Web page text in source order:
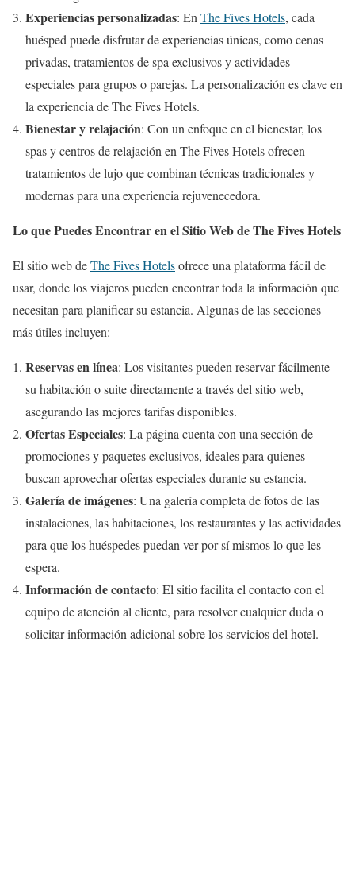
Experiencias personalizadas: EnThe Fives Hotels, cada
huésped puede disfrutar de experiencias únicas, como cenas
privadas, tratamientos de spa exclusivos y actividades
especiales para grupos o parejas. La personalización es clave en
la experiencia de The Fives Hotels.
Bienestar y relajación: Con un enfoque en el bienestar, los
spas y centros de relajación en The Fives Hotels ofrecen
tratamientos de lujo que combinan técnicas tradicionales y
modernas para una experiencia rejuvenecedora.
Lo que Puedes Encontrar en el Sitio Web de The Fives Hotels
El sitio web deThe Fives Hotelsofrece una plataforma fácil de
usar, donde los viajeros pueden encontrar toda la información que
necesitan para planificar su estancia. Algunas de las secciones
más útiles incluyen:
Reservas en línea: Los visitantes pueden reservar fácilmente
su habitación o suite directamente a través del sitio web,
asegurando las mejores tarifas disponibles.
Ofertas Especiales: La página cuenta con una sección de
promociones y paquetes exclusivos, ideales para quienes
buscan aprovechar ofertas especiales durante su estancia.
Galería de imágenes: Una galería completa de fotos de las
instalaciones, las habitaciones, los restaurantes y las actividades
para que los huéspedes puedan ver por sí mismos lo que les
espera.
Información de contacto: El sitio facilita el contacto con el
equipo de atención al cliente, para resolver cualquier duda o
solicitar información adicional sobre los servicios del hotel.